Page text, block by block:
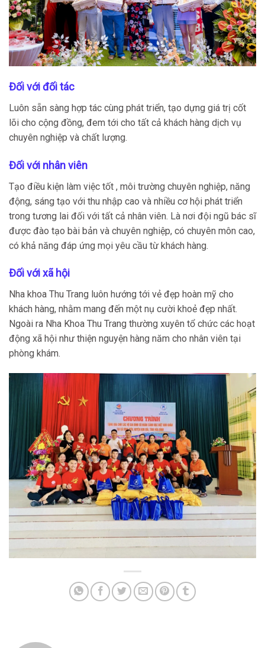
Đối với đối tác
Luôn sẵn sàng hợp tác cùng phát triển, tạo dựng giá trị cốt
lõi cho cộng đồng, đem tới cho tất cả khách hàng dịch vụ
chuyên nghiệp và chất lượng.
Đối với nhân viên
Tạo điều kiện làm việc tốt , môi trường chuyên nghiệp, năng
động, sáng tạo với thu nhập cao và nhiều cơ hội phát triển
trong tương lai đối với tất cả nhân viên. Là nơi đội ngũ bác sĩ
được đào tạo bài bản và chuyên nghiệp, có chuyên môn cao,
có khả năng đáp ứng mọi yêu cầu từ khách hàng.
Đối với xã hội
Nha khoa Thu Trang luôn hướng tới vẻ đẹp hoàn mỹ cho
khách hàng, nhằm mang đến một nụ cười khoẻ đẹp nhất.
Ngoài ra Nha Khoa Thu Trang thường xuyên tổ chức các hoạt
động xã hội như thiện nguyện hàng năm cho nhân viên tại
phòng khám.